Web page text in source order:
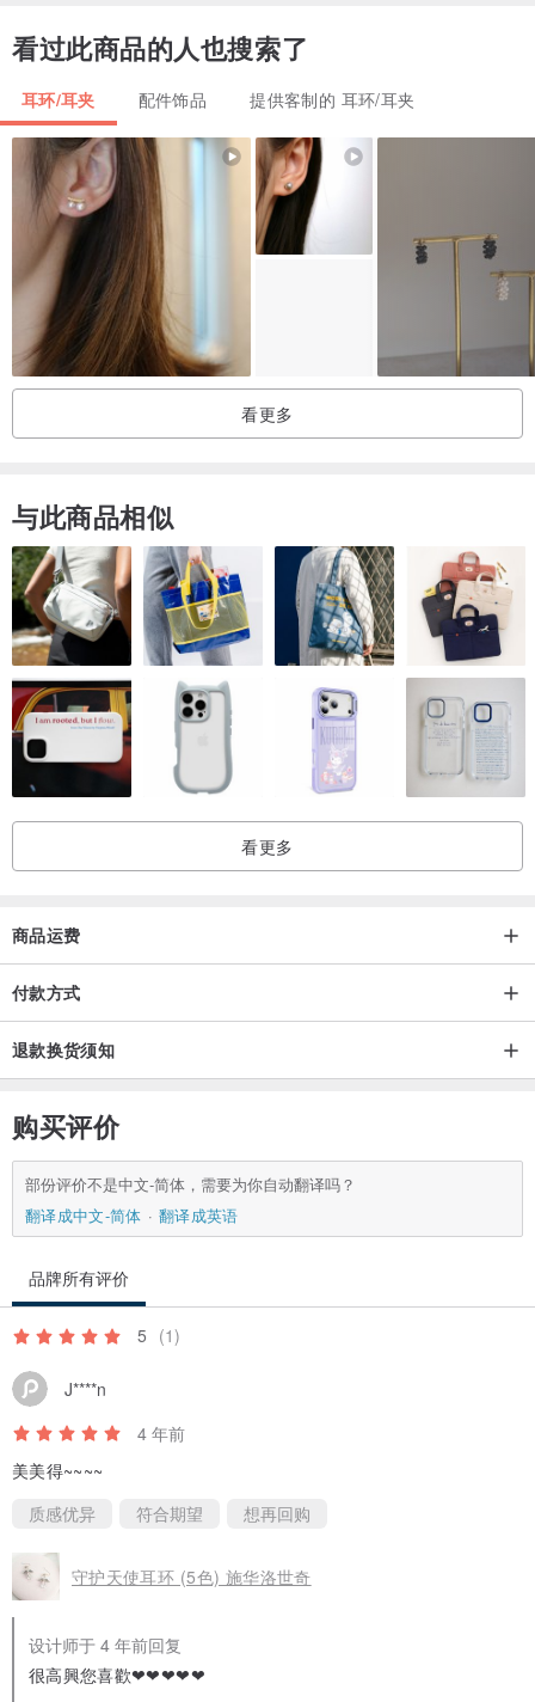
※避免不当施力造成产品无法复原之损伤
｜注意事项｜
※手工制品会有细微差异/手作痕迹，但不影响整体外观
※商品照因光线或电脑色差，可能与实品有些微差异，请以实物为准
※依照消保法，本产品属个人卫生用品，拆封即无法退货
※若非瑕疵需退换货，请自行负担来回运费，如要求退款买方则需负担
pinkoi手续费（商品售价的10％）。
看过此商品的人也搜索了
耳环/耳夹 配件饰品 提供客制的 耳环/耳夹
看更多
与此商品相似
看更多
商品运费
付款方式
退款换货须知
购买评价
部份评价不是中文-简体，需要为你自动翻译吗？
翻译成中文-简体
翻译成英语
品牌所有评价
5 (1)
J****n
4 年前
美美得~~~~
质感优异
符合期望 想再回购
守护天使耳环 (5色) 施华洛世奇
设计师于 4 年前回复
很高興您喜歡❤❤❤❤❤